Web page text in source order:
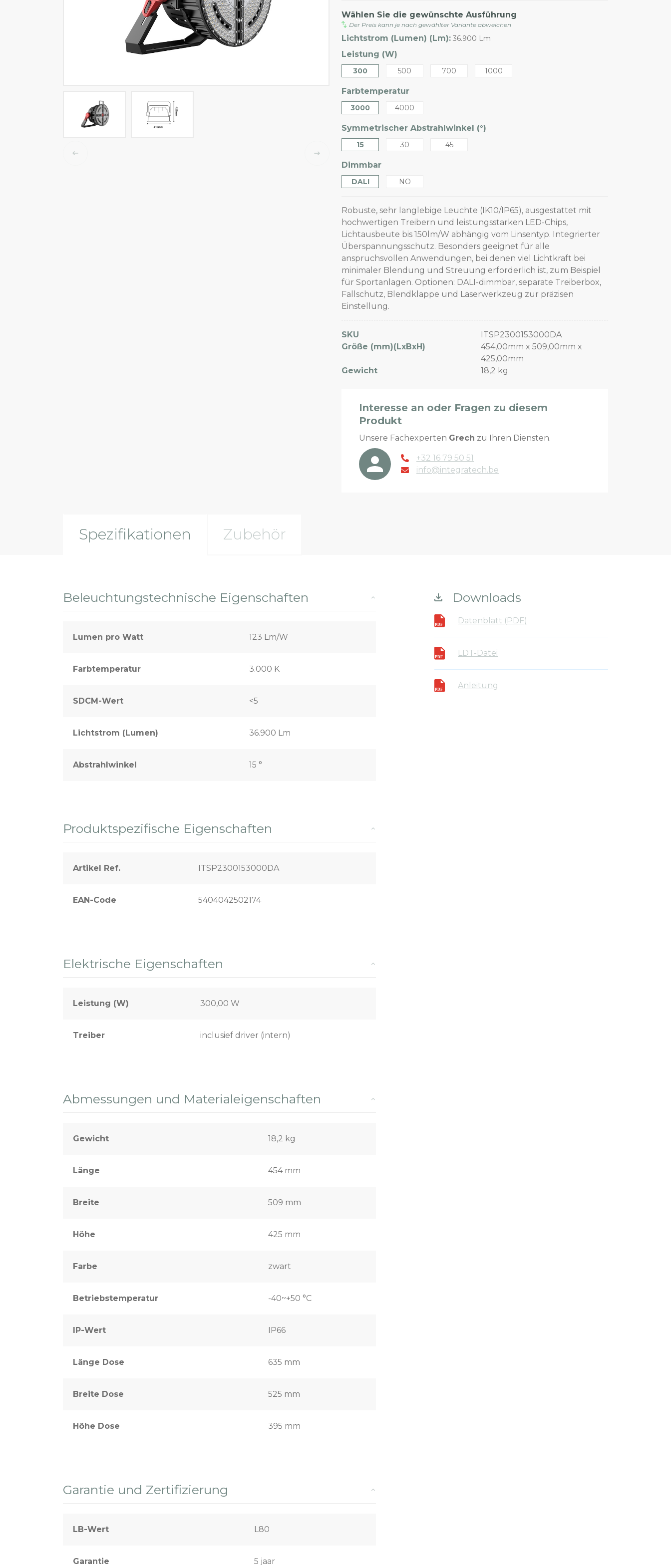
LED-Tracklights
Smartlighting
Wasserbeständige Leuchten
Decken- und Wandleuchten
Wählen Sie die gewünschte Ausführung
Der Preis kann je nach gewählter Variante abweichen
Lichtstrom (Lumen) (Lm): 36.900 Lm
Leistung (W)
300 500 700 1000
Farbtemperatur
3000 4000
Symmetrischer Abstrahlwinkel (°)
15 30 45
Dimmbar
DALI NO
Robuste, sehr langlebige Leuchte (IK10/IP65), ausgestattet mit
hochwertigen Treibern und leistungsstarken LED-Chips,
Lichtausbeute bis 150lm/W abhängig vom Linsentyp. Integrierter
Überspannungsschutz. Besonders geeignet für alle
anspruchsvollen Anwendungen, bei denen viel Lichtkraft bei
minimaler Blendung und Streuung erforderlich ist, zum Beispiel
für Sportanlagen. Optionen: DALI-dimmbar, separate Treiberbox,
Fallschutz, Blendklappe und Laserwerkzeug zur präzisen
Einstellung.
SKU
ITSP2300153000DA
Größe (mm)(LxBxH)
454,00mm x 509,00mm x
425,00mm
Gewicht
18,2 kg
Interesse an oder Fragen zu diesem
Produkt
Unsere Fachexperten Grech zu Ihren Diensten.
+32 16 79 50 51
info@integratech.be
Spezifikationen Zubehör
Beleuchtungstechnische Eigenschaften
Lumen pro Watt 123 Lm/W
Farbtemperatur 3.000 K
SDCM-Wert <5
Lichtstrom (Lumen) 36.900 Lm
Abstrahlwinkel 15 °
Produktspezifische Eigenschaften
Artikel Ref. ITSP2300153000DA
EAN-Code 5404042502174
Elektrische Eigenschaften
Leistung (W) 300,00 W
Treiber inclusief driver (intern)
Abmessungen und Materialeigenschaften
Gewicht 18,2 kg
Länge 454 mm
Breite 509 mm
Höhe 425 mm
Farbe zwart
Betriebstemperatur -40~+50 °C
IP-Wert IP66
Länge Dose 635 mm
Breite Dose 525 mm
Höhe Dose 395 mm
Garantie und Zertifizierung
LB-Wert L80
Garantie 5 jaar
Downloads
Datenblatt (PDF)
LDT-Datei
Anleitung